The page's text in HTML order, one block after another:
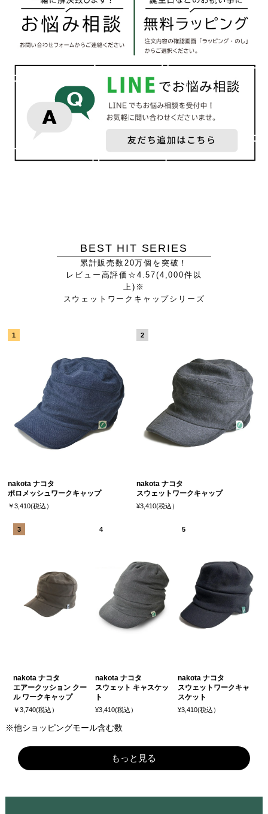
BEST HIT SERIES
累計販売数20万個を突破！
レビュー高評価☆4.57(4,000件以
上)※
スウェットワークキャップシリーズ
nakota ナコタ
ポロメッシュワークキャップ
￥3,410(税込）
nakota ナコタ
スウェットワークキャップ
¥3,410(税込）
nakota ナコタ
エアークッション クー
ル ワークキャップ
￥3,740(税込）
nakota ナコタ
スウェット キャスケッ
ト
¥3,410(税込）
nakota ナコタ
スウェットワークキャ
スケット
¥3,410(税込）
※他ショッピングモール含む数
もっと見る